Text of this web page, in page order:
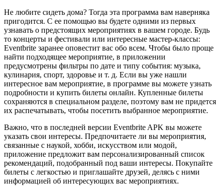
Не любите сидеть дома? Тогда эта программа вам наверняка
пригодится. С ее помощью вы будете одними из первых
узнавать о предстоящих мероприятиях в вашем городе. Будь
то концерты и фестивали или интересные мастер-классы:
Eventbrite заранее оповестит вас обо всем. Чтобы было проще
найти подходящее мероприятие, в приложении
предусмотрены фильтры по дате и типу события: музыка,
кулинария, спорт, здоровье и т. д. Если вы уже нашли
интересное вам мероприятие, в программе вы можете узнать
подробности и купить билеты онлайн. Купленные билеты
сохраняются в специальном разделе, поэтому вам не придется
их распечатывать, чтобы посетить выбранное мероприятие.
Важно, что в последней версии Eventbrite APK вы можете
указать свои интересы. Предпочитаете ли вы мероприятия,
связанные с наукой, хобби, искусством или модой,
приложение предложит вам персонализированный список
рекомендаций, подобранный под ваши интересы. Покупайте
билеты с легкостью и приглашайте друзей, делясь с ними
информацией об интересующих вас мероприятиях.